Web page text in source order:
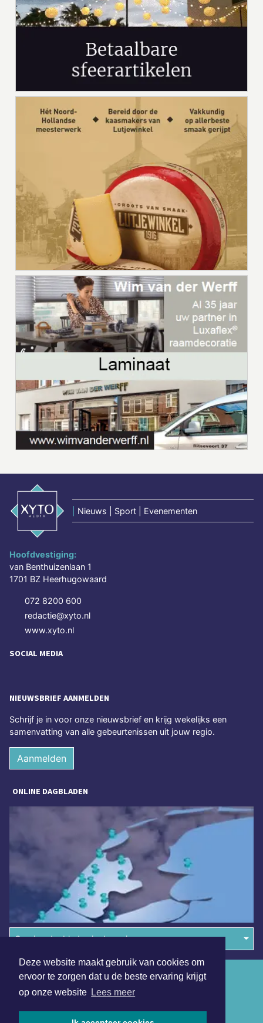
Deze website maakt gebruik van cookies om
ervoor te zorgen dat u de beste ervaring krijgt
op onze website Lees meer
Nieuws | Sport | Evenementen
Hoofdvestiging:
van Benthuizenlaan 1
1701 BZ Heerhugowaard
072 8200 600
redactie@xyto.nl
www.xyto.nl
SOCIAL MEDIA
NIEUWSBRIEF AANMELDEN
Schrijf je in voor onze nieuwsbrief en krijg wekelijks een
samenvatting van alle gebeurtenissen uit jouw regio.
Aanmelden
ONLINE DAGBLADEN
Overige dagbladen in de regio
Algemene voorwaarden
Disclaimer